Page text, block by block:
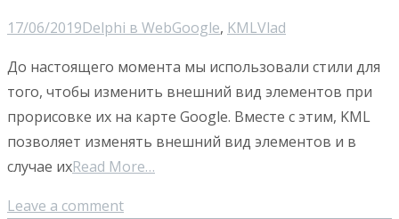
17/06/2019Delphi в WebGoogle, KMLVlad
До настоящего момента мы использовали стили для
того, чтобы изменить внешний вид элементов при
прорисовке их на карте Google. Вместе с этим, KML
позволяет изменять внешний вид элементов и в
случае ихRead More…
Leave a comment